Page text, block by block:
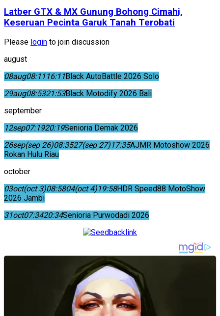
Latber GTX & MX Gunung Bohong Cimahi,
Keseruan Pecinta Garuk Tanah Terobati
Please login to join discussion
august
08aug08:1116:11Black AutoBattle 2026 Solo
29aug08:5321:53Black Motodify 2026 Bali
september
12sep07:1920:19Senioria Demak 2026
26sep(sep 26)08:3527(sep 27)17:35AJMR Motoshow 2026
Rokan Hulu Riau
october
03oct(oct 3)08:5804(oct 4)19:58HDR Speed88 MotoShow
2026 Jambi
31oct07:3420:34Senioria Purwodadi 2026